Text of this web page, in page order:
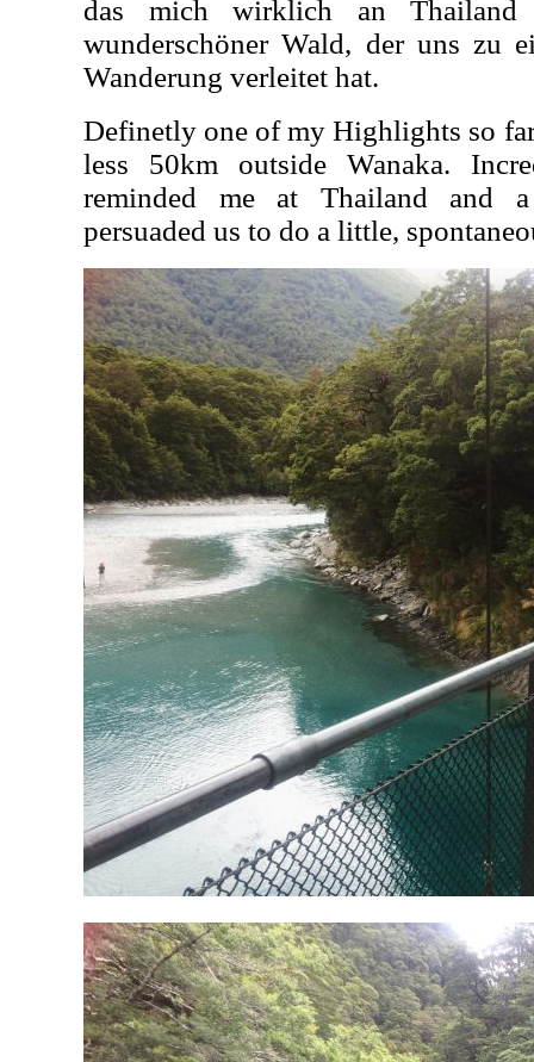
das mich wirklich an
wunderschöner Wald, der uns zu
Wanderung verleitet hat.
Definetly one of my Highlights so
less 50km outside Wanaka.
reminded me at Thailand and
persuaded us to do a little,